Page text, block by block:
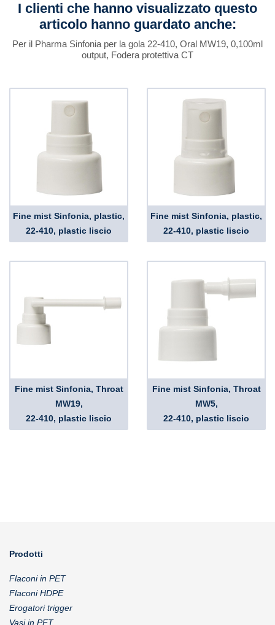
I clienti che hanno visualizzato questo
articolo hanno guardato anche:
Per il Pharma Sinfonia per la gola 22-410, Oral MW19, 0,100ml
output, Fodera protettiva CT
Fine mist Sinfonia, plastic,
22-410, plastic liscio
Fine mist Sinfonia, plastic,
22-410, plastic liscio
Fine mist Sinfonia, Throat
MW19,
22-410, plastic liscio
Fine mist Sinfonia, Throat
MW5,
22-410, plastic liscio
Prodotti
Flaconi in PET
Flaconi HDPE
Erogatori trigger
Vasi in PET